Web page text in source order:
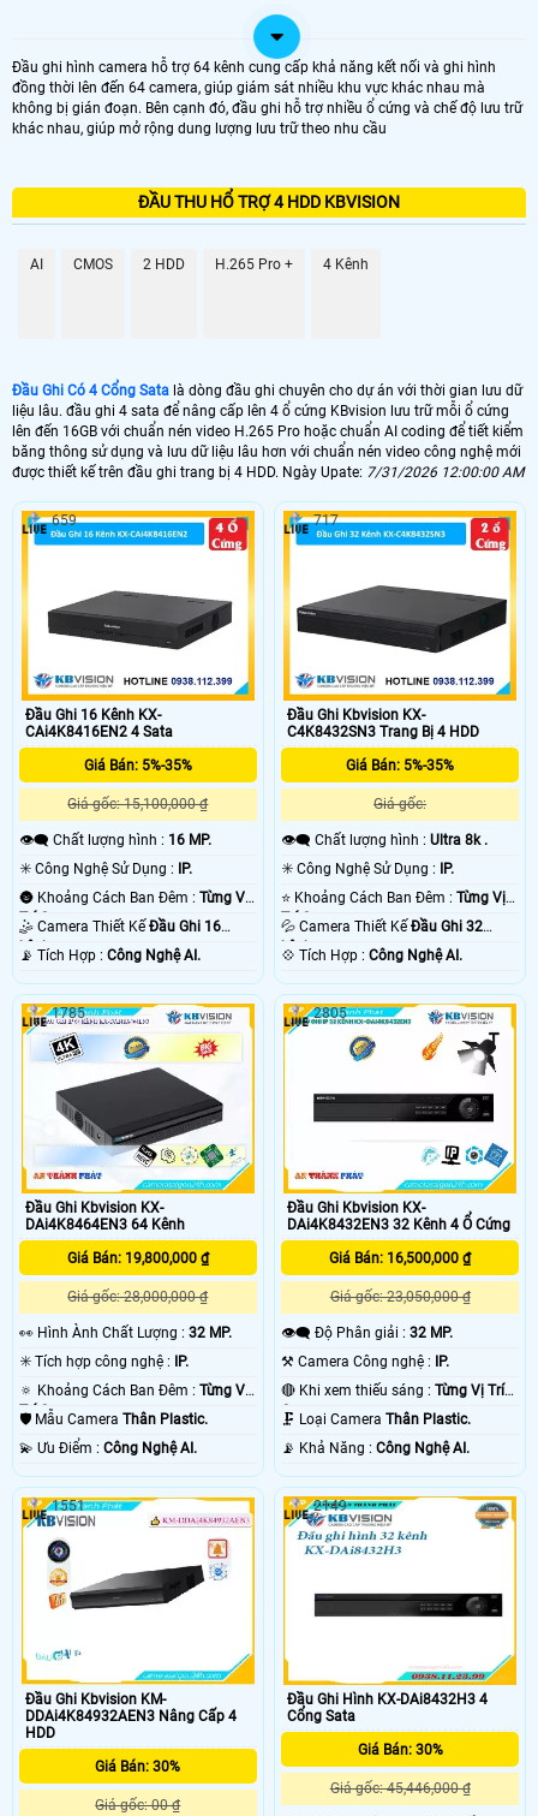
'
Đầu ghi hình camera hỗ trợ 64 kênh cung cấp khả năng kết nối và ghi hình
đồng thời lên đến 64 camera, giúp giám sát nhiều khu vực khác nhau mà
không bị gián đoạn. Bên cạnh đó, đầu ghi hỗ trợ nhiều ổ cứng và chế độ lưu trữ
khác nhau, giúp mở rộng dung lượng lưu trữ theo nhu cầu
ĐẦU THU HỔ TRỢ 4 HDD KBVISION
AI CMOS 2 HDD H.265 Pro + 4 Kênh
Đầu Ghi Có 4 Cổng Sata là dòng đầu ghi chuyên cho dự án với thời gian lưu dữ
liệu lâu. đầu ghi 4 sata để nâng cấp lên 4 ổ cứng KBvision lưu trữ mỗi ổ cứng
lên đến 16GB với chuẩn nén video H.265 Pro hoặc chuẩn AI coding để tiết kiểm
băng thông sử dụng và lưu dữ liệu lâu hơn với chuẩn nén video công nghệ mới
được thiết kế trên đầu ghi trang bị 4 HDD. Ngày Upate: 7/31/2026 12:00:00 AM
Đầu Ghi 16 Kênh KX-
CAi4K8416EN2 4 Sata
Giá Bán: 5%-35%
Giá gốc: 15,100,000 ₫
👁️‍🗨 Chất lượng hình : 16 MP.
✳️ Công Nghệ Sử Dụng :
IP.
🌚 Khoảng Cách Ban Đêm : Từng Vị
Trí Camera .
🤹 Camera Thiết Kế Đầu Ghi 16
kênh.
️📡 Tích Hợp : Công Nghệ AI.
659
Đầu Ghi Kbvision KX-
C4K8432SN3 Trang Bị 4 HDD
Giá Bán: 5%-35%
Giá gốc:
👁️‍🗨 Chất lượng hình :Ultra 8k .
✳️ Công Nghệ Sử Dụng :
IP.
⭐ Khoảng Cách Ban Đêm :Từng Vị
Trí Camera .
💦 Camera Thiết KếĐầu Ghi 32
kênh.
️💠 Tích Hợp :Công Nghệ AI.
717
Đầu Ghi Kbvision KX-
DAi4K8464EN3 64 Kênh
Giá Bán: 19,800,000 ₫
Giá gốc: 28,000,000 ₫
️👀 Hình Ành Chất Lượng : 32 MP.
✳️ Tích hợp công nghệ : IP.
🔅 Khoảng Cách Ban Đêm : Từng Vị
Trí Camera .
🛡 Mẫu Camera Thân Plastic.
️💫 Ưu Điểm : Công Nghệ AI.
1785
Đầu Ghi Kbvision KX-
DAi4K8432EN3 32 Kênh 4 Ổ Cứng
Giá Bán: 16,500,000 ₫
Giá gốc: 23,050,000 ₫
👁️‍🗨 Độ Phân giải :32 MP.
⚒ Camera Công nghệ : IP.
🔴 Khi xem thiếu sáng :Từng Vị Trí
Camera .
🗜️ Loại CameraThân Plastic.
️📡 Khả Năng :Công Nghệ AI.
2805
Đầu Ghi Kbvision KM-
DDAi4K84932AEN3 Nâng Cấp 4
HDD
Giá Bán: 30%
Giá gốc: 00 ₫
1551
Đầu Ghi Hình KX-DAi8432H3 4
Cổng Sata
Giá Bán: 30%
Giá gốc: 45,446,000 ₫
2149